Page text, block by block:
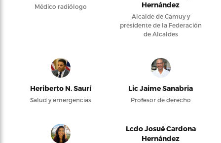
Médico radiólogo
Hernández
Alcalde de Camuy y
presidente de la Federación
de Alcaldes
Heriberto N. Saurí
Salud y emergencias
Lic Jaime Sanabria
Profesor de derecho
Lcdo Josué Cardona
Hernández